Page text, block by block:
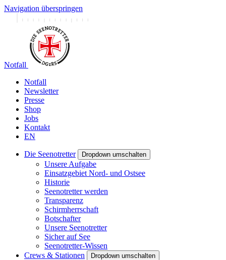
Navigation überspringen
Notfall
Notfall
Newsletter
Presse
Shop
Jobs
Kontakt
EN
Die Seenotretter Dropdown umschalten
Unsere Aufgabe
Einsatzgebiet Nord- und Ostsee
Historie
Seenotretter werden
Transparenz
Schirmherrschaft
Botschafter
Unsere Seenotretter
Sicher auf See
Seenotretter-Wissen
Crews & Stationen
Dropdown umschalten